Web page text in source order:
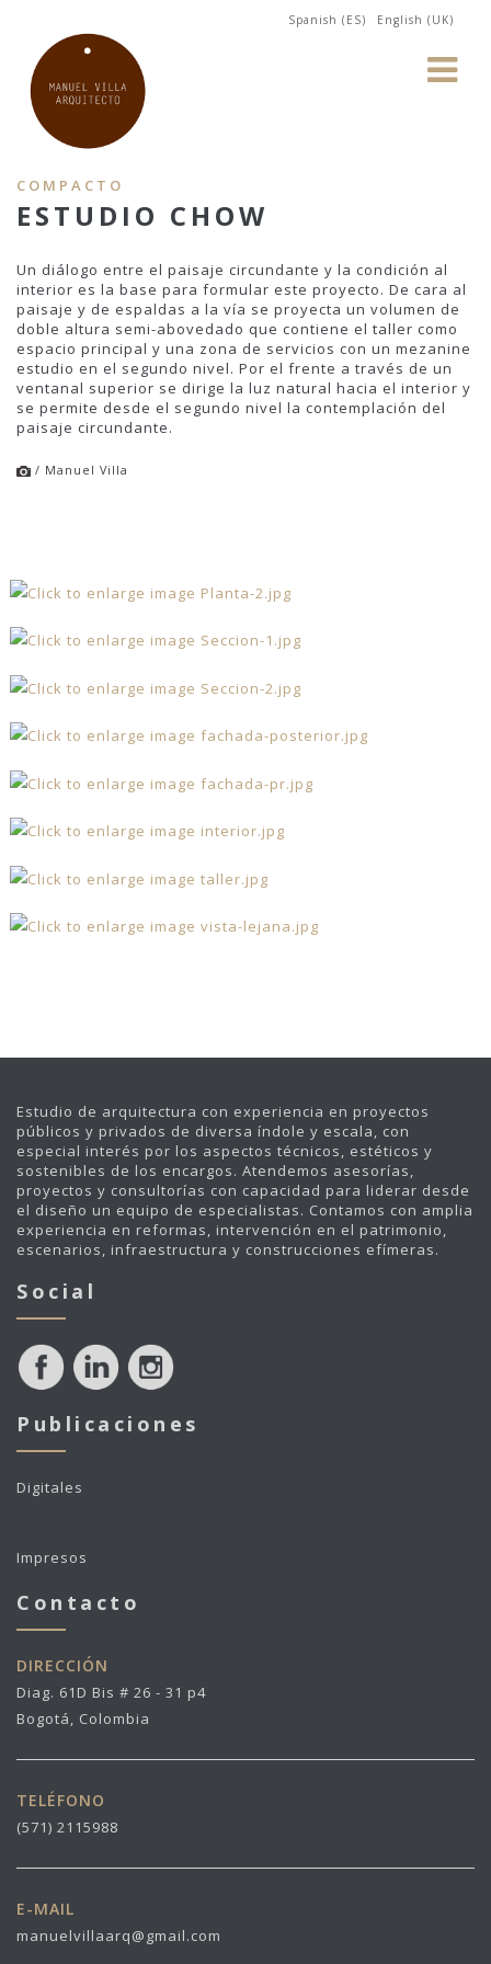
Spanish (ES) English (UK)
COMPACTO
ESTUDIO CHOW
Un diálogo entre el paisaje circundante y la condición al
interior es la base para formular este proyecto. De cara al
paisaje y de espaldas a la vía se proyecta un volumen de
doble altura semi-abovedado que contiene el taller como
espacio principal y una zona de servicios con un mezanine
estudio en el segundo nivel. Por el frente a través de un
ventanal superior se dirige la luz natural hacia el interior y
se permite desde el segundo nivel la contemplación del
paisaje circundante.
/ Manuel Villa
Estudio de arquitectura con experiencia en proyectos
públicos y privados de diversa índole y escala, con
especial interés por los aspectos técnicos, estéticos y
sostenibles de los encargos. Atendemos asesorías,
proyectos y consultorías con capacidad para liderar desde
el diseño un equipo de especialistas. Contamos con amplia
experiencia en reformas, intervención en el patrimonio,
escenarios, infraestructura y construcciones efímeras.
Social
Publicaciones
Digitales
Impresos
Contacto
DIRECCIÓN
Diag. 61D Bis # 26 - 31 p4
Bogotá, Colombia
TELÉFONO
(571) 2115988
E-MAIL
manuelvillaarq@gmail.com